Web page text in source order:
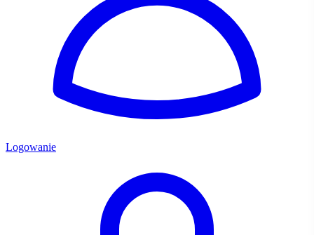
Logowanie